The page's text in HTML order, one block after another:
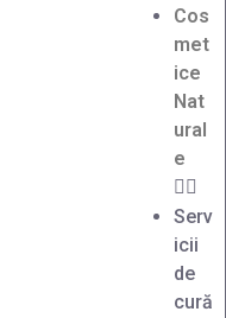
Cos
met
ice
Nat
ural
e
Serv
icii
de
cură